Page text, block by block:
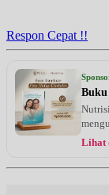
Respon Cepat !!
Buku
Lihat